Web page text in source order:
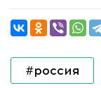
#россия